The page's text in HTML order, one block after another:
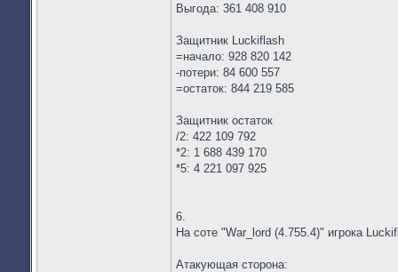
Выгода: 361 408 910
Защитник Luckiflash
=начало: 928 820 142
-потери: 84 600 557
=остаток: 844 219 585
Защитник остаток
/2: 422 109 792
*2: 1 688 439 170
*5: 4 221 097 925
6.
На соте "War_lord (4.755.4)" игрока
Атакующая сторона: